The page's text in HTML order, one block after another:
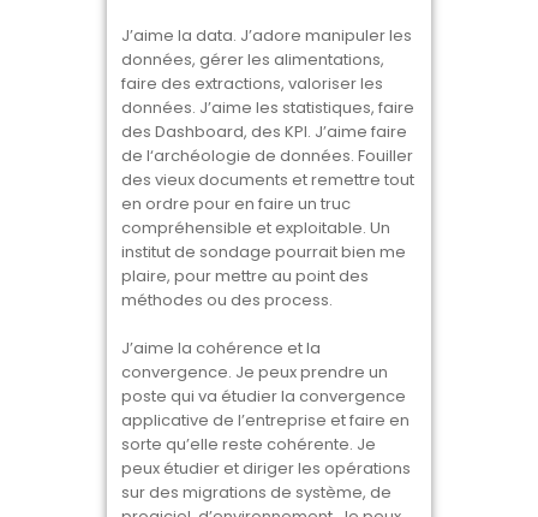
J’aime la data. J’adore manipuler les
données, gérer les alimentations,
faire des extractions, valoriser les
données. J’aime les statistiques, faire
des Dashboard, des KPI. J’aime faire
de l‘archéologie de données. Fouiller
des vieux documents et remettre tout
en ordre pour en faire un truc
compréhensible et exploitable. Un
institut de sondage pourrait bien me
plaire, pour mettre au point des
méthodes ou des process.
J’aime la cohérence et la
convergence. Je peux prendre un
poste qui va étudier la convergence
applicative de l’entreprise et faire en
sorte qu’elle reste cohérente. Je
peux étudier et diriger les opérations
sur des migrations de système, de